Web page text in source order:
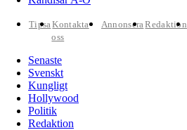
TipsaKontakta
oss
AnnonseraRedaktion
Senaste
Svenskt
Kungligt
Hollywood
Politik
Redaktion